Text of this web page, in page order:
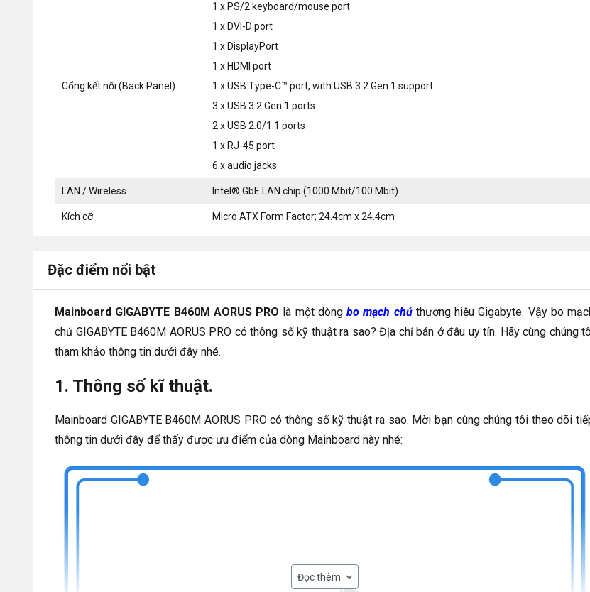
Cổng kết nối (Back Panel)
1 x PS/2 keyboard/mouse port
1 x DVI-D port
1 x DisplayPort
1 x HDMI port
1 x USB Type-C™ port, with USB 3.2 Gen 1 support
3 x USB 3.2 Gen 1 ports
2 x USB 2.0/1.1 ports
1 x RJ-45 port
6 x audio jacks
LAN / Wireless Intel® GbE LAN chip (1000 Mbit/100 Mbit)
Kích cỡ Micro ATX Form Factor; 24.4cm x 24.4cm
Đặc điểm nổi bật
Mainboard GIGABYTE B460M AORUS PRO là một dòng bo mạch chủthương hiệu Gigabyte. Vậy bo
chủ GIGABYTE B460M AORUS PRO có thông số kỹ thuật ra sao? Địa chỉ bán ở đâu uy tín. Hãy cùng chúng
tham khảo thông tin dưới đây nhé.
1. Thông số kĩ thuật.
Mainboard GIGABYTE B460M AORUS PRO có thông số kỹ thuật ra sao. Mời bạn cùng chúng tôi theo dõi
thông tin dưới đây để thấy được ưu điểm của dòng Mainboard này nhé:
Đọc thêm